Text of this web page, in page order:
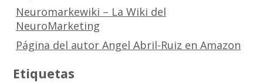
Neuromarkewiki – La Wiki del
NeuroMarketing
Página del autor Angel Abril-Ruiz en Amazon
Etiquetas